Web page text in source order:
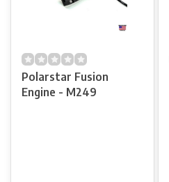
Polarstar Fusion
Engine - M249